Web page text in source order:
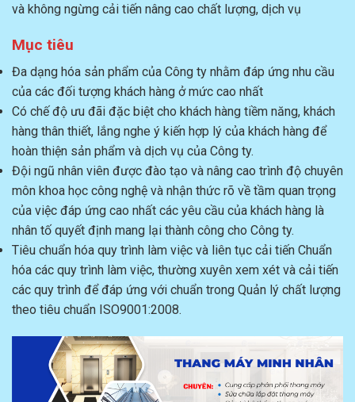
và không ngừng cải tiến nâng cao chất lượng, dịch vụ
Mục tiêu
Đa dạng hóa sản phẩm của Công ty nhằm đáp ứng nhu cầu
của các đối tượng khách hàng ở mức cao nhất
Có chế độ ưu đãi đặc biệt cho khách hàng tiềm năng, khách
hàng thân thiết, lắng nghe ý kiến hợp lý của khách hàng để
hoàn thiện sản phẩm và dịch vụ của Công ty.
Đội ngũ nhân viên được đào tạo và nâng cao trình độ chuyên
môn khoa học công nghệ và nhận thức rõ về tầm quan trọng
của việc đáp ứng cao nhất các yêu cầu của khách hàng là
nhân tố quyết định mang lại thành công cho Công ty.
Tiêu chuẩn hóa quy trình làm việc và liên tục cải tiến Chuẩn
hóa các quy trình làm việc, thường xuyên xem xét và cải tiến
các quy trình để đáp ứng với chuẩn trong Quản lý chất lượng
theo tiêu chuẩn ISO9001:2008.